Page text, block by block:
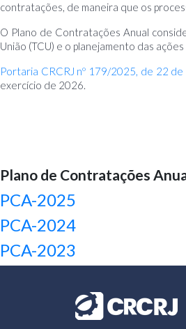
contratações, de maneira que os
O Plano de Contratações Anual
União (TCU) e o planejamento das
Portaria CRCRJ nº 179/2025, de 22
exercício de 2026.
Plano de Contratações
PCA-2025
PCA-2024
PCA-2023